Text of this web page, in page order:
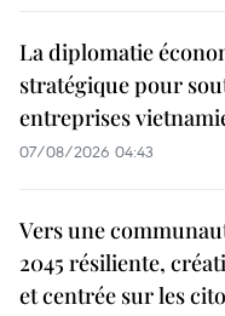
La diplomatie
stratégique pour
entreprises
07/08/2026 04:43
Vers une
2045 résiliente,
et centrée sur les